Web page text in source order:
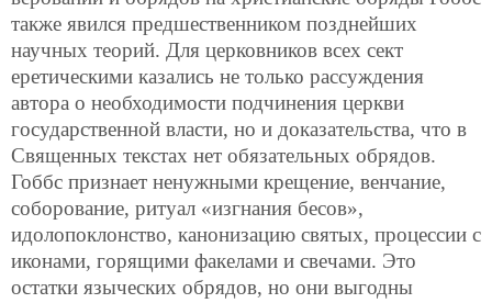
также явился предшественником позднейших
научных теорий. Для церковников всех сект
еретическими казались не только рассуждения
автора о необходимости подчинения церкви
государственной власти, но и доказательства, что в
Священных текстах нет обязательных обрядов.
Гоббс признает ненужными крещение, венчание,
соборование, ритуал «изгнания бесов»,
идолопоклонство, канонизацию святых, процессии с
иконами, горящими факелами и свечами. Это
остатки языческих обрядов, но они выгодны